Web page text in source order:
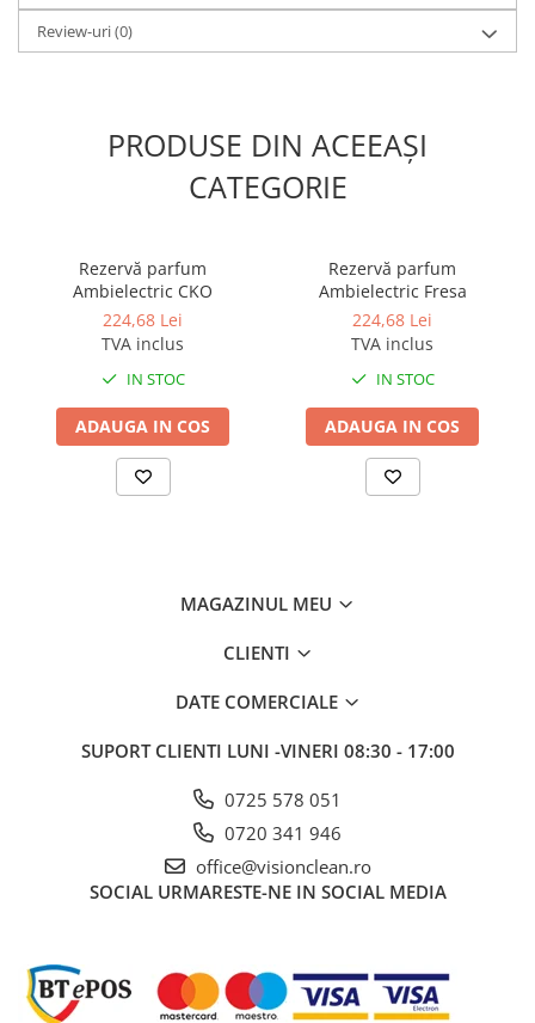
Review-uri(0)
PRODUSE DIN ACEEAȘI
CATEGORIE
Rezervă parfum
Ambielectric CKO
224,68 Lei
TVA inclus
IN STOC
ADAUGA IN COS
Rezervă parfum
Ambielectric Fresa
224,68 Lei
TVA inclus
IN STOC
ADAUGA IN COS
MAGAZINUL MEU
CLIENTI
DATE COMERCIALE
SUPORT CLIENTI LUNI -VINERI 08:30 - 17:00
0725 578 051
0720 341 946
office@visionclean.ro
SOCIAL URMARESTE-NE IN SOCIAL MEDIA